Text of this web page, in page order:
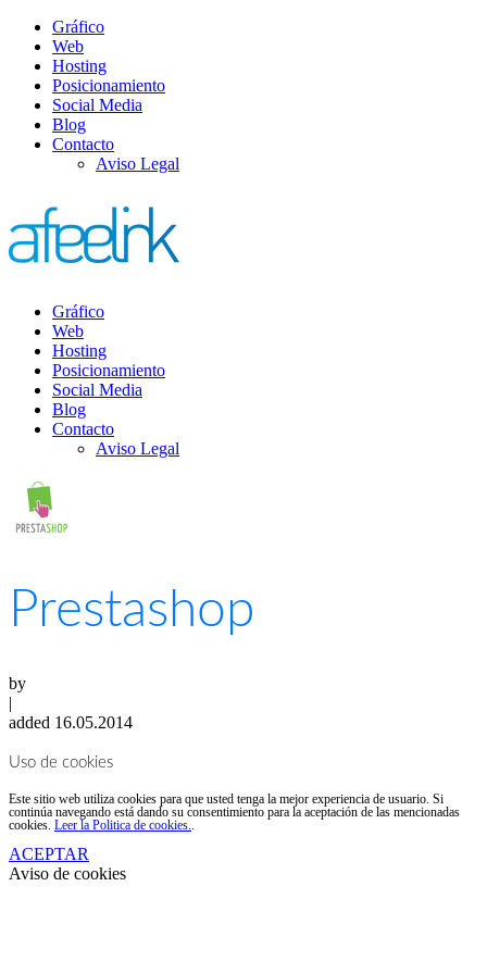
Gráfico
Web
Hosting
Posicionamiento
Social Media
Blog
Contacto
Aviso Legal
Gráfico
Web
Hosting
Posicionamiento
Social Media
Blog
Contacto
Aviso Legal
Prestashop
by
|
added 16.05.2014
Uso de cookies
Este sitio web utiliza cookies para que usted tenga la mejor experiencia de usuario. Si
continúa navegando está dando su consentimiento para la aceptación de las mencionadas
cookies. Leer la Politica de cookies..
ACEPTAR
Aviso de cookies